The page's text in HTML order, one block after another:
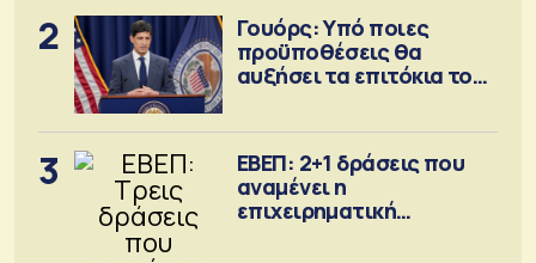
2
Γουόρς: Υπό ποιες
προϋποθέσεις θα
αυξήσει τα επιτόκια τον
3
ΕΒΕΠ: 2+1 δράσεις που
αναμένει η
επιχειρηματική